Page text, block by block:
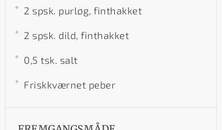
2 spsk. purløg, finthakket
2 spsk. dild, finthakket
0,5 tsk. salt
Friskkværnet peber